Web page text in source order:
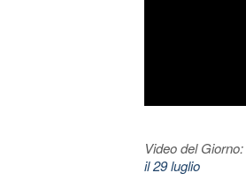
Video del Giorno:
il 29 luglio